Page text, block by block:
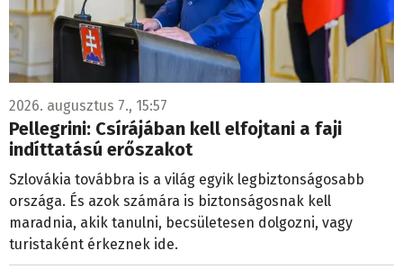
2026. augusztus 7., 15:57
Pellegrini: Csírájában kell elfojtani a faji
indíttatású erőszakot
Szlovákia továbbra is a világ egyik legbiztonságosabb
országa. És azok számára is biztonságosnak kell
maradnia, akik tanulni, becsületesen dolgozni, vagy
turistaként érkeznek ide.